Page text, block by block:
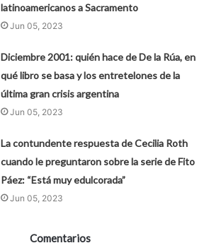
latinoamericanos a Sacramento
Jun 05, 2023
Diciembre 2001: quién hace de De la Rúa, en
qué libro se basa y los entretelones de la
última gran crisis argentina
Jun 05, 2023
La contundente respuesta de Cecilia Roth
cuando le preguntaron sobre la serie de Fito
Páez: “Está muy edulcorada”
Jun 05, 2023
Comentarios